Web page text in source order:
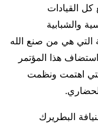
القيادات
والشبابية
التي هي من صنع الله
هذا المؤتمر
اهتمت ونظمت
البطريرك